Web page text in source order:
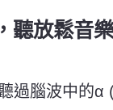
聽放鬆音
過腦波中的α